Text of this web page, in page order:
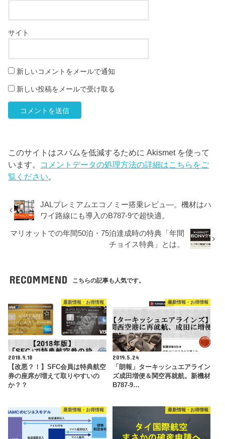
サイト
新しいコメントをメールで通知
新しい投稿をメールで受け取る
このサイトはスパムを低減するために Akismet を使って
います。 コメントデータの処理方法の詳細はこちらをご
覧ください。
JALプレミアムエコノミー搭乗レビュ―。機材はハ
ワイ路線にも導入のB787-9で超快適。
マリオットでの年間50泊・75泊達成時の特典「年間
チョイス特典」とは。
RECOMMEND こちらの記事も人気です。
最新情報・お得情報
2018.9.18
【改悪？！】SFC会員は特典航空
券の座席が増えて取りやすいの
か？？
最新情報・お得情報
2019.5.24
「朗報」ターキッシュエアライン
ズ成田増便＆関空再就航。新機材
B787-9…
最新情報・お得情報 最新情報・お得情報